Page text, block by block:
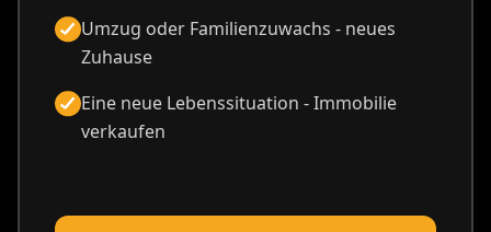
Umzug oder Familienzuwachs - neues
Zuhause
Eine neue Lebenssituation - Immobilie
verkaufen